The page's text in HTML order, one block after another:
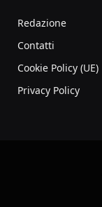
Redazione
Contatti
Cookie Policy (UE)
Privacy Policy